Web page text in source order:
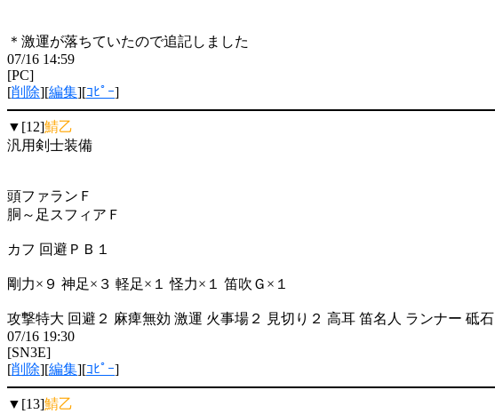
＊激運が落ちていたので追記しました
07/16 14:59
[PC]
[削除][編集][ｺﾋﾟｰ]
▼[12]鯖乙
汎用剣士装備
頭ファランＦ
胴～足スフィアＦ
カフ 回避ＰＢ１
剛力×９ 神足×３ 軽足×１ 怪力×１ 笛吹Ｇ×１
攻撃特大 回避２ 麻痺無効 激運 火事場２ 見切り２ 高耳 笛名人 ランナー 砥石
07/16 19:30
[SN3E]
[削除][編集][ｺﾋﾟｰ]
▼[13]鯖乙